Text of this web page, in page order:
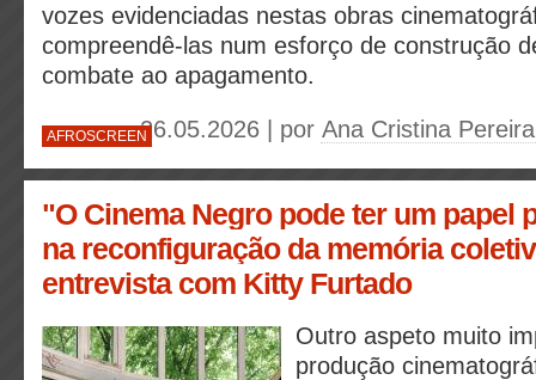
vozes evidenciadas nestas obras
compreendê-las num esforço de construção
combate ao apagamento.
AFROSCREEN26.05.2026 | por Ana Cristina
"O Cinema Negro pode ter um papel
na reconfiguração da memória
entrevista com Kitty Furtado
Outro aspeto muito
produção